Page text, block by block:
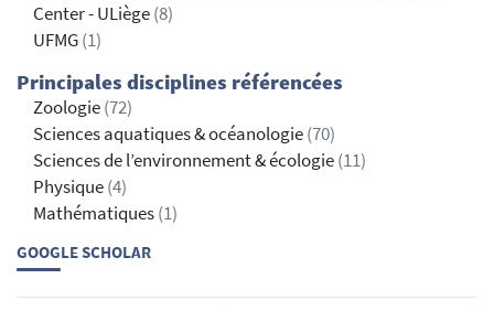
Center - ULiège(8)
UFMG(1)
Principales disciplines référencées
Zoologie(72)
Sciences aquatiques & océanologie(70)
Sciences de l’environnement & écologie(11)
Physique(4)
Mathématiques(1)
GOOGLE SCHOLAR